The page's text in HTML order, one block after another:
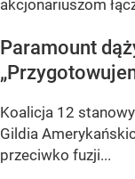
akcjonariuszom
Paramount
Koalicja 12
Gildia
przeciwko fuzji...